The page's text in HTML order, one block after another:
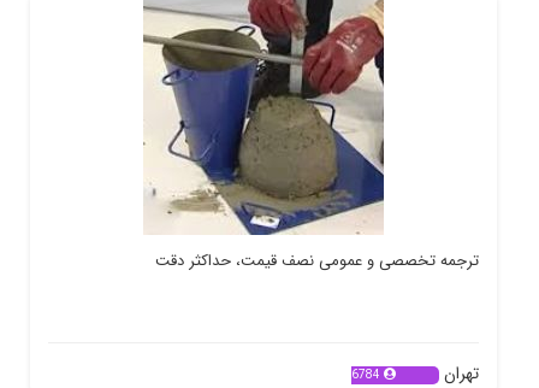
ترجمه تخصصی و عمومی نصف قیمت، حداکثر دقت
تهران 6784